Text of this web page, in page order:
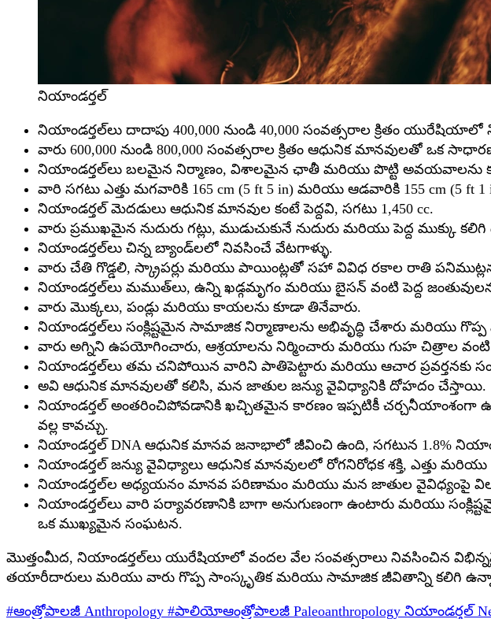
నియాండర్తల్
నియాండర్తల్‌లు దాదాపు 400,000 నుండి 40,000 సంవత్సరాల క్రితం
వారు 600,000 నుండి 800,000 సంవత్సరాల క్రితం ఆధునిక మానవులతో ఒక సాధారణ
నియాండర్తల్‌లు బలమైన నిర్మాణం, విశాలమైన ఛాతీ మరియు పొట్టి అవయవాలను
వారి సగటు ఎత్తు మగవారికి 165 cm (5 ft 5 in) మరియు ఆడవారికి 155 cm (5 ft 1
నియాండర్తల్ మెదడులు ఆధునిక మానవుల కంటే పెద్దవి, సగటు 1,450 cc.
వారు ప్రముఖమైన నుదురు గట్లు, ముడుచుకునే నుదురు మరియు పెద్ద ముక్కు
నియాండర్తల్‌లు చిన్న బ్యాండ్‌లలో నివసించే వేటగాళ్ళు.
వారు చేతి గొడ్డలి, స్క్రాపర్లు మరియు పాయింట్లతో సహా వివిధ రకాల రాతి
నియాండర్తల్‌లు మముత్‌లు, ఉన్ని ఖడ్గమృగం మరియు బైసన్ వంటి పెద్ద
వారు మొక్కలు, పండ్లు మరియు కాయలను కూడా తినేవారు.
నియాండర్తల్‌లు సంక్లిష్టమైన సామాజిక నిర్మాణాలను అభివృద్ధి చేశారు మరియు గొప్ప
వారు అగ్నిని ఉపయోగించారు, ఆశ్రయాలను నిర్మించారు మరియు గుహ చిత్రాల వంటి
నియాండర్తల్‌లు తమ చనిపోయిన వారిని పాతిపెట్టారు మరియు ఆచార ప్రవర్తనకు
అవి ఆధునిక మానవులతో కలిసి, మన జాతుల జన్యు వైవిధ్యానికి దోహదం చేస్తాయి.
నియాండర్తల్ అంతరించిపోవడానికి ఖచ్చితమైన కారణం ఇప్పటికీ
వల్ల కావచ్చు.
నియాండర్తల్ DNA ఆధునిక మానవ జనాభాలో జీవించి ఉంది, సగటున 1.8%
నియాండర్తల్ జన్యు వైవిధ్యాలు ఆధునిక మానవులలో రోగనిరోధక శక్తి, ఎత్తు
నియాండర్తల్‌ల అధ్యయనం మానవ పరిణామం మరియు మన జాతుల వైవిధ్యంపై
నియాండర్తల్‌లు వారి పర్యావరణానికి బాగా అనుగుణంగా ఉంటారు మరియు
ఒక ముఖ్యమైన సంఘటన.
మొత్తంమీద, నియాండర్తల్‌లు యురేషియాలో వందల వేల సంవత్సరాలు నివసించిన
తయారీదారులు మరియు వారు గొప్ప సాంస్కృతిక మరియు సామాజిక జీవితాన్ని కలిగి
#ఆంత్రోపాలజీ Anthropology #పాలియోఆంత్రోపాలజీ Paleoanthropology నియాండర్తల్